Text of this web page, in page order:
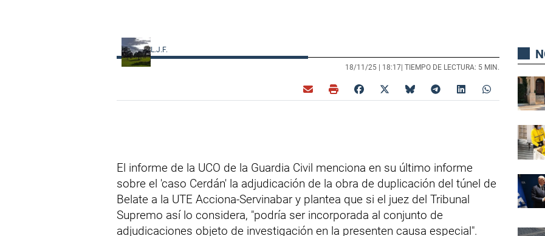
L.J.F.
18/11/25 | 18:17 | TIEMPO DE LECTURA: 5 MIN.
El informe de la UCO de la Guardia Civil menciona en su último informe
sobre el 'caso Cerdán' la adjudicación de la obra de duplicación del túnel de
Belate a la UTE Acciona-Servinabar y plantea que si el juez del Tribunal
Supremo así lo considera, "podría ser incorporada al conjunto de
adjudicaciones objeto de investigación en la presenten causa especial".